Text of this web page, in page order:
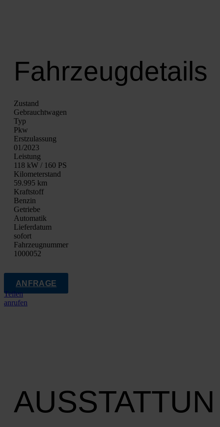
Fahrzeugdetails
Zustand
Gebraucht­wa­gen
Typ
Pkw
Erst­zu­las­sung
01/2023
Leis­tung
118 kW / 160 PS
Kilo­me­ter­stand
59.995 km
Kraft­stoff
Ben­zin
Getrie­be
Auto­ma­tik
Lie­fer­da­tum
sofort
Fahrzeugnummer
1000052
ANFRAGE
Teilen
anrufen